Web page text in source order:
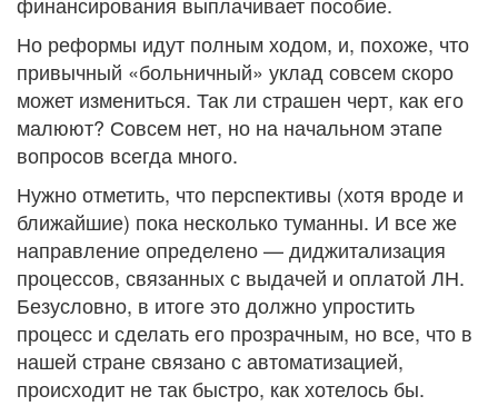
Но реформы идут полным ходом, и, похоже, что
привычный «больничный» уклад совсем скоро
может измениться. Так ли страшен черт, как его
малюют? Совсем нет, но на начальном этапе
вопросов всегда много.
Нужно отметить, что перспективы (хотя вроде и
ближайшие) пока несколько туманны. И все же
направление определено — диджитализация
процессов, связанных с выдачей и оплатой ЛН.
Безусловно, в итоге это должно упростить
процесс и сделать его прозрачным, но все, что в
нашей стране связано с автоматизацией,
происходит не так быстро, как хотелось бы.